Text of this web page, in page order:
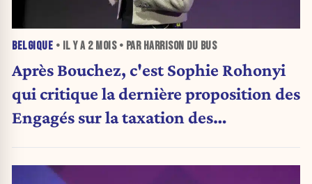
BELGIQUE • IL Y A 2 MOIS• PAR HARRISON DU BUS
Après Bouchez, c'est Sophie Rohonyi
qui critique la dernière proposition des
Engagés sur la taxation des